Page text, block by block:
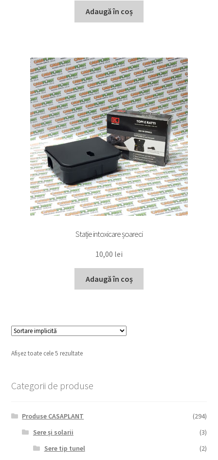
Adaugă în coș
Stație intoxicare șoareci
10,00 lei
Adaugă în coș
Afișez toate cele 5 rezultate
Categorii de produse
Produse CASAPLANT
(294)
Sere și solarii
(3)
Sere tip tunel
(2)